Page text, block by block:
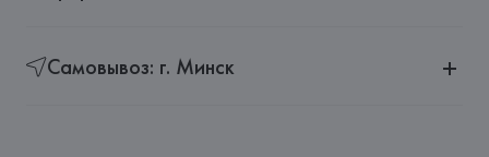
Самовывоз: г. Минск